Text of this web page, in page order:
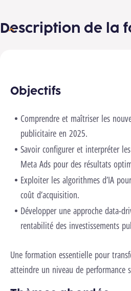
Description de la
Objectifs
Comprendre et maîtriser les
publicitaire en 2025.
Savoir configurer et interpréter
Meta Ads pour des résultats
Exploiter les algorithmes d’IA
coût d’acquisition.
Développer une approche data-
rentabilité des investissements
Une formation essentielle pour
atteindre un niveau de performance